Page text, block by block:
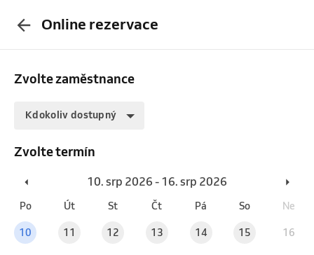
Online rezervace
Zvolte zaměstnance
Kdokoliv dostupný
Zvolte termín
10. srp 2026 - 16. srp 2026
Po Út St Čt Pá So Ne
10 11 12 13 14 15 16